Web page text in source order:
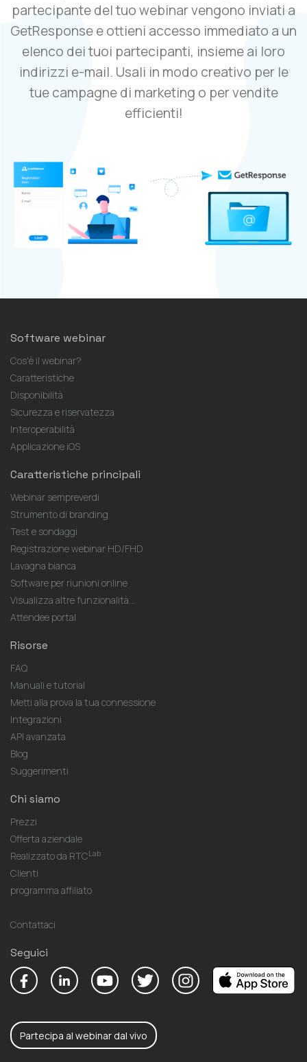
partecipante del tuo webinar vengono inviati a
GetResponse e ottieni accesso immediato a un
elenco dei tuoi partecipanti, insieme ai loro
indirizzi e-mail. Usali in modo creativo per le
tue campagne di marketing o per vendite
efficienti!
Software webinar
Cos'è il webinar?
Caratteristiche
Disponibilità
Sicurezza e riservatezza
Interoperabilità
Applicazione iOS
Caratteristiche principali
Webinar sempreverdi
Strumento di branding
Test e sondaggi
Registrazione webinar HD/FHD
Lavagna bianca
Software per riunioni online
Visualizza altre funzionalità...
Attendee portal
Risorse
FAQ
Manuali e tutorial
Metti alla prova la tua connessione
Integrazioni
API avanzata
Blog
Suggerimenti
Chi siamo
Prezzi
Offerta aziendale
Realizzato da RTCLab
Clienti
programma affiliato
Contattaci
Seguici
Partecipa al webinar dal vivo